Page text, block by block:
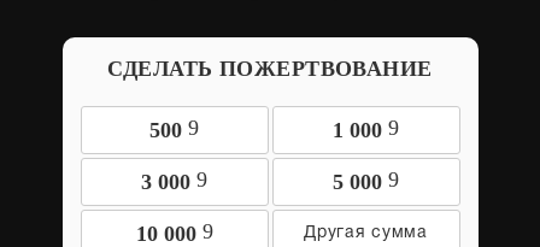
СДЕЛАТЬ ПОЖЕРТВОВАНИЕ
500 9 1 000 9
3 000 9 5 000 9
10 000 9